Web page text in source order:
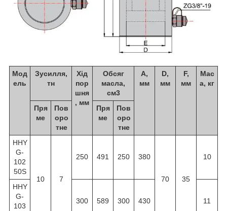
Мод
ель
Зусилля,
тн
Хід
пор
шня
, мм
Обсяг
масла,
см3
A,
мм
D,
мм
F,
мм
Мас
а, кг
Пря
ме
Пов
оро
тне
Пря
ме
Пов
оро
тне
HHY
G-
102
50S
10
7
250 491 250 380
70 35
10
HHY
G-
103
300 589 300 430 11